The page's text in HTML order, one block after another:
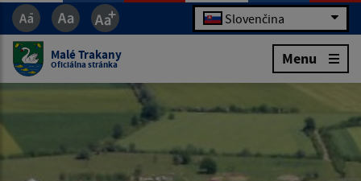
Slovenčina
Malé Trakany
Oficiálna stránka Menu